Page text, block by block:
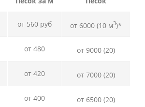
от 560 руб от 6000 (10 м3)*
от 480 от 9000(20)
от 420 от 7000 (20)
от 400 от 6500(20)